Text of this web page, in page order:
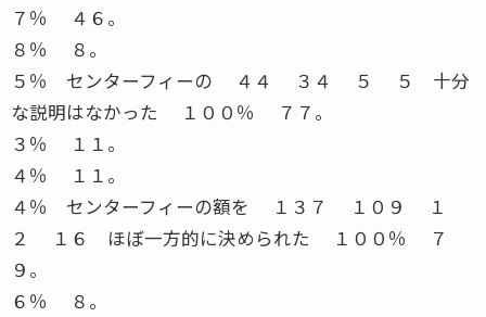
７％ ４６。
８％ ８。
５％ センターフィーの ４４ ３４ ５ ５ 十分
な説明はなかった １００％ ７７。
３％ １１。
４％ １１。
４％ センターフィーの額を １３７ １０９ １
２ １６ ほぼ一方的に決められた １００％ ７
９。
６％ ８。